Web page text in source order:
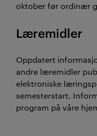
oktober før ordinær
Læremidler
Oppdatert
andre læremidler
elektroniske
semesterstart.
program på våre